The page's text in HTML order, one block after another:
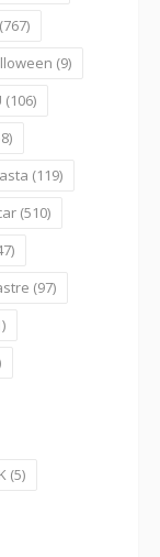
(767)
(9)
(106)
(119)
(510)
(97)
(5)